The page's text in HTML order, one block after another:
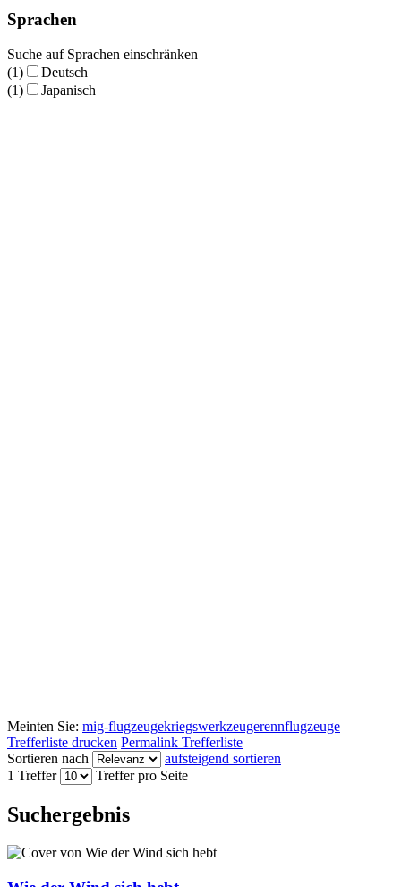
Sprachen
Suche auf Sprachen einschränken
(1)
Deutsch
(1)
Japanisch
Meinten Sie: mig-flugzeugekriegswerkzeugerennflugzeuge
Trefferliste drucken Permalink Trefferliste
Sortieren nach
aufsteigend sortieren
1 Treffer
Treffer pro Seite
Suchergebnis